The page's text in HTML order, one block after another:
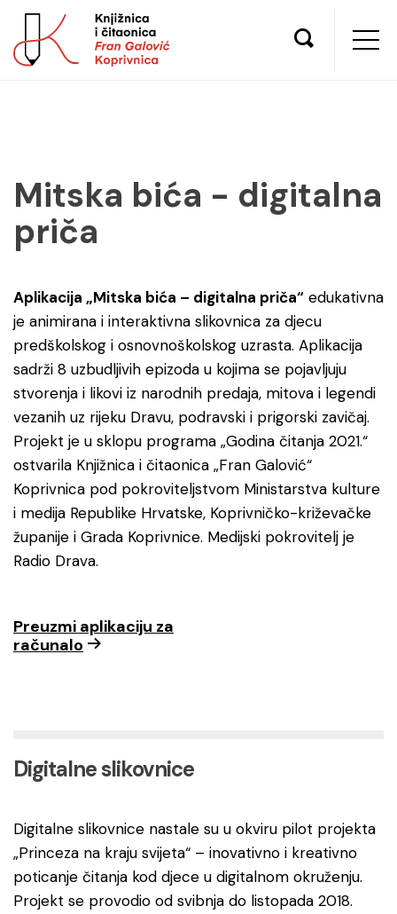
Mitska bića - digitalna
priča
Aplikacija „Mitska bića – digitalna priča“ edukativna
je animirana i interaktivna slikovnica za djecu
predškolskog i osnovnoškolskog uzrasta. Aplikacija
sadrži 8 uzbudljivih epizoda u kojima se pojavljuju
stvorenja i likovi iz narodnih predaja, mitova i legendi
vezanih uz rijeku Dravu, podravski i prigorski zavičaj.
Projekt je u sklopu programa „Godina čitanja 2021.“
ostvarila Knjižnica i čitaonica „Fran Galović“
Koprivnica pod pokroviteljstvom Ministarstva kulture
i medija Republike Hrvatske, Koprivničko-križevačke
županije i Grada Koprivnice. Medijski pokrovitelj je
Radio Drava.
Preuzmi aplikaciju za
računalo
Digitalne slikovnice
Digitalne slikovnice nastale su u okviru pilot projekta
„Princeza na kraju svijeta“ – inovativno i kreativno
poticanje čitanja kod djece u digitalnom okruženju.
Projekt se provodio od svibnja do listopada 2018.